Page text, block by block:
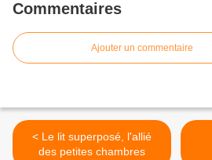
Commentaires
Ajouter un commentaire
< Le lit superposé, l'allié
des petites chambres